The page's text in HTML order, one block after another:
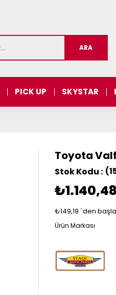
PICK UP SKYSTAR
Toyota
₺1.140,48
₺149,19 `den